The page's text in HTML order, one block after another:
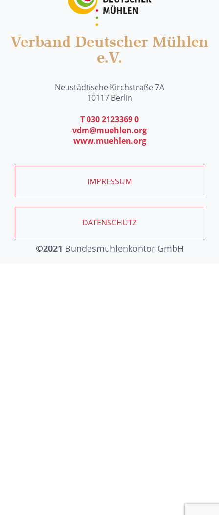
Verband Deutscher Mühlen
e.V.
Neustädtische Kirchstraße 7A
10117 Berlin
T 030 2123369 0
vdm@muehlen.org
www.muehlen.org
IMPRESSUM
DATENSCHUTZ
©2021 Bundesmühlenkontor GmbH